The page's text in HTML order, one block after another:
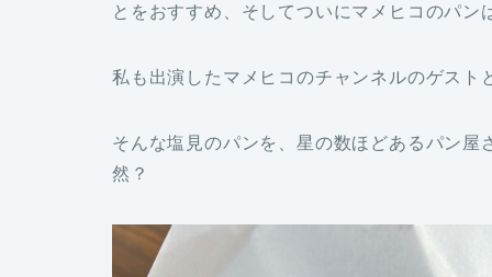
とをおすすめ、そしてついにマメヒコのパン
私も出演したマメヒコのチャンネルのゲスト
そんな塩見のパンを、星の数ほどあるパン
然？